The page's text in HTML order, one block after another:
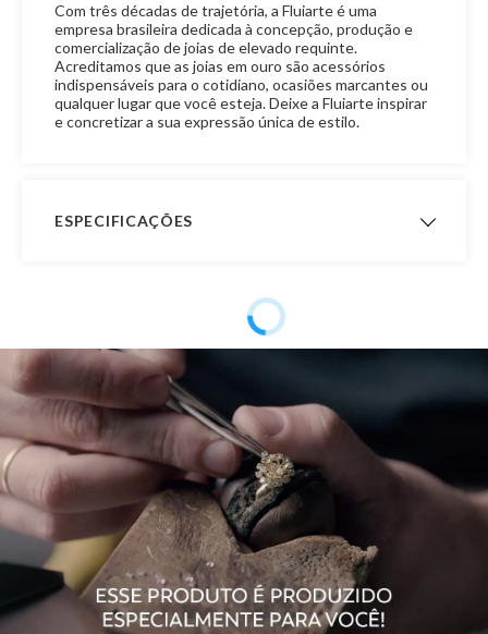
Com três décadas de trajetória, a Fluiarte é uma
empresa brasileira dedicada à concepção, produção e
comercialização de joias de elevado requinte.
Acreditamos que as joias em ouro são acessórios
indispensáveis para o cotidiano, ocasiões marcantes ou
qualquer lugar que você esteja. Deixe a Fluiarte inspirar
e concretizar a sua expressão única de estilo.
ESPECIFICAÇÕES
Fabricação
12 meses
Material
Pedra Zircônia
Brinco Pavê
Público Feminino
Observação Tamanho: 0,6cm x 0,6cm